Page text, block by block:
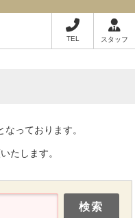
TEL スタッフ
っております。
たします。